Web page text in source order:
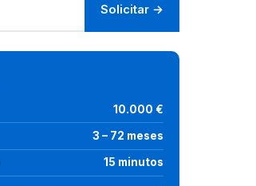
Solicitar →
10.000 €
3 – 72 meses
15 minutos